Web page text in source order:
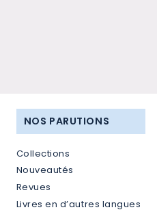
NOS PARUTIONS
Collections
Nouveautés
Revues
Livres en d’autres langues